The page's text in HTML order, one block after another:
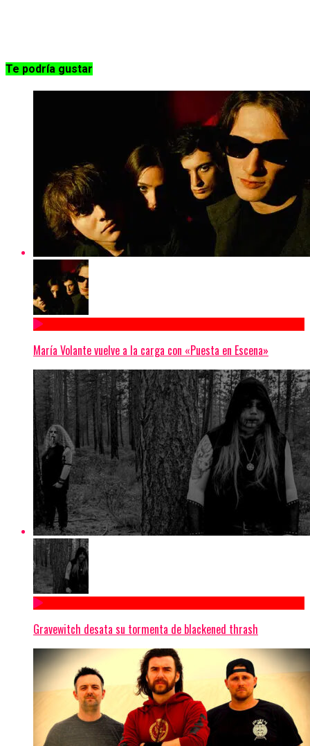
Te podría gustar
María Volante vuelve a la carga con «Puesta en Escena»
Gravewitch desata su tormenta de blackened thrash